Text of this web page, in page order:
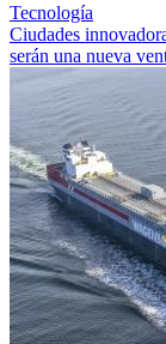
Tecnología
Ciudades
serán una nueva